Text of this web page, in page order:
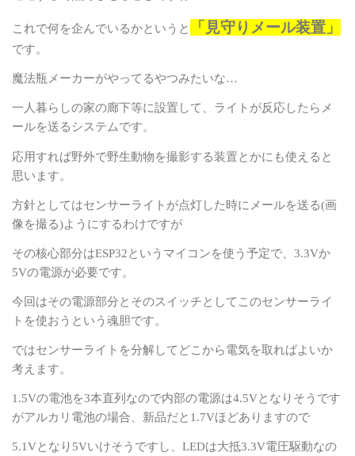
これで何を企んでいるかというと 「見守りメール装置」
です。
魔法瓶メーカーがやってるやつみたいな…
一人暮らしの家の廊下等に設置して、ライトが反応したらメ
ールを送るシステムです。
応用すれば野外で野生動物を撮影する装置とかにも使えると
思います。
方針としてはセンサーライトが点灯した時にメールを送る(画
像を撮る)ようにするわけですが
その核心部分はESP32というマイコンを使う予定で、 3.3Vか
5Vの電源が必要です。
今回はその電源部分とそのスイッチとしてこのセンサーライ
トを使おうという魂胆です。
ではセンサーライトを分解してどこから電気を取ればよいか
考えます。
1.5Vの電池を3本直列なので内部の電源は4.5Vとなりそうです
がアルカリ電池の場合、新品だと 1.7Vほどありますので
5.1Vとなり 5Vいけそうですし、 LEDは大抵3.3V電圧駆動なの